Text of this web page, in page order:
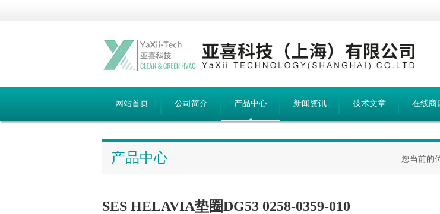
网站首页 公司简介 产品中心 新闻资讯 技术文章 在线商
产品中心 您当前的
SES HELAVIA垫圈DG53 0258-0359-010